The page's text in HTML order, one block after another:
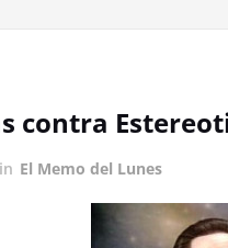
contra
in El Memo del Lunes